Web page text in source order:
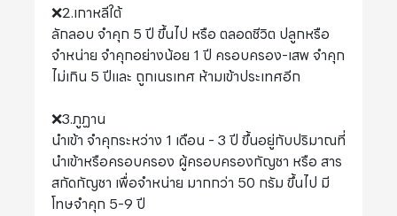
❌2.เกาหลีใต้
ลักลอบ จำคุก 5 ปี ขึ้นไป หรือ ตลอดชีวิต ปลูกหรือ
จำหน่าย จำคุกอย่างน้อย 1 ปี ครอบครอง-เสพ จำคุก
ไม่เกิน 5 ปีและ ถูกเนรเทศ ห้ามเข้าประเทศอีก
❌3.ภูฏาน
นำเข้า จำคุกระหว่าง 1 เดือน - 3 ปี ขึ้นอยู่กับปริมาณที่
นำเข้าหรือครอบครอง ผู้ครอบครองกัญชา หรือ สาร
สกัดกัญชา เพื่อจำหน่าย มากกว่า 50 กรัม ขึ้นไป มี
โทษจำคุก 5-9 ปี